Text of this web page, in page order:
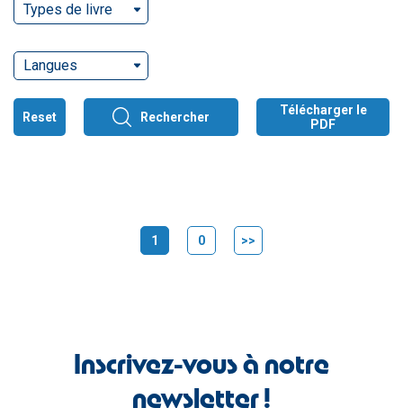
Types de livre
Langues
Reset Rechercher
Télécharger le
PDF
1(current)
0 >>
Inscrivez-vous à notre
newsletter !